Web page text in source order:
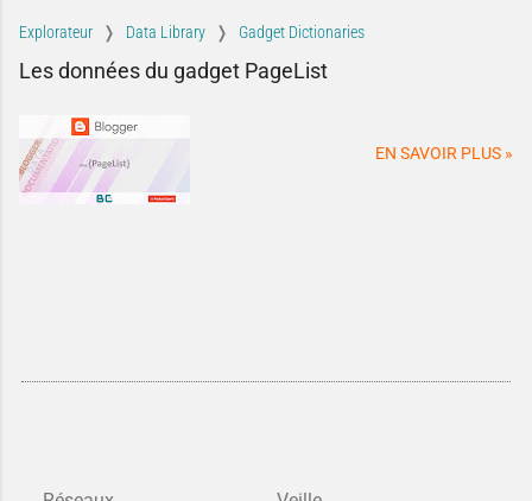
secret, maisdes identifiants de
vos contenus...
Explorateur Data Library Gadget Dictionaries
Les données du gadget PageList
EN SAVOIR PLUS »